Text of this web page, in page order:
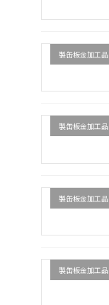
製缶板金加工品
製缶板金加工品
製缶板金加工品
製缶板金加工品